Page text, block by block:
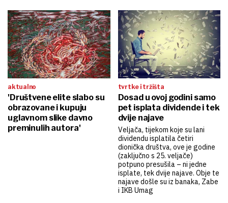
aktualno
'Društvene elite slabo su
obrazovane i kupuju
uglavnom slike davno
preminulih autora'
tvrtke i tržišta
Dosad u ovoj godini samo
pet isplata dividende i tek
dvije najave
Veljača, tijekom koje su lani
dividendu isplatila četiri
dionička društva, ove je godine
(zaključno s 25. veljače)
potpuno presušila – ni jedne
isplate, tek dvije najave. Obje te
najave došle su iz banaka, Zabe
i IKB Umag